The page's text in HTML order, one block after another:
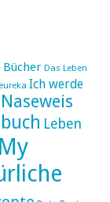
Bücher Das Leben
Ich werde
Leben
My